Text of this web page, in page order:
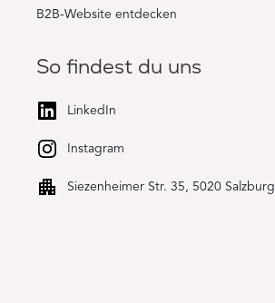
B2B-Website entdecken
So findest du uns
LinkedIn
Instagram
Siezenheimer Str. 35, 5020 Salzburg